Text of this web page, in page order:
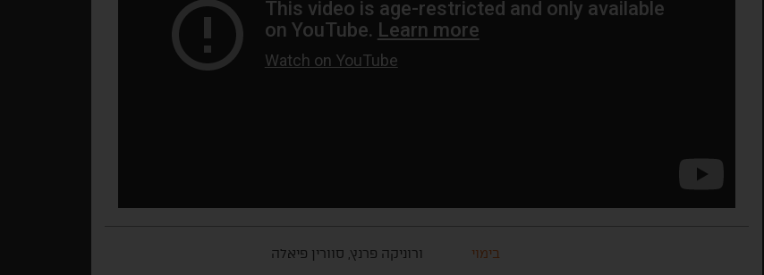
בימוי
ורוניקה פרנץ, סוורין פיאלה